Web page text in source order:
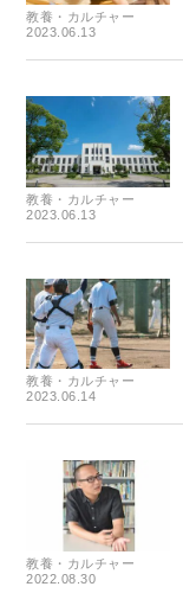
教養・カルチャー
2023.06.13
教養・カルチャー
2023.06.13
教養・カルチャー
2023.06.14
教養・カルチャー
2022.08.30